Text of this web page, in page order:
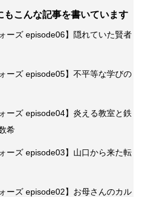
もこんな記事を書いています
ーズ episode06】隠れていた賢者
ーズ episode05】不平等な学びの
ーズ episode04】炎える教室と鉄
希
ーズ episode03】山口から来た転
ーズ episode02】お母さんのカル